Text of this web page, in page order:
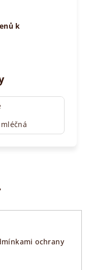
k
ochrany